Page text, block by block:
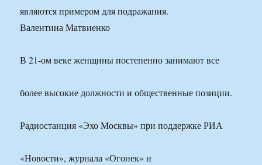
являются примером для подражания.
Валентина Матвиенко
В 21-ом веке женщины постепенно занимают все
более высокие должности и общественные позиции.
Радиостанция «Эхо Москвы» при поддержке РИА
«Новости», журнала «Огонек» и